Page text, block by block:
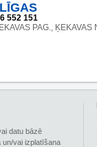
552 151
PAG., ĶEKAVAS
datu bāzē
un/vai izplatīšana